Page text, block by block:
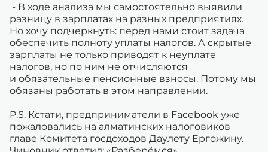
- В ходе анализа мы самостоятельно выявили
разницу в зарплатах на разных предприятиях.
Но хочу подчеркнуть: перед нами стоит задача
обеспечить полноту уплаты налогов. А скрытые
зарплаты не только приводят к неуплате
налогов, но по ним не отчисляются
и обязательные пенсионные взносы. Потому мы
обязаны работать в этом направлении.
P.S. Кстати, предприниматели в Facebook уже
пожаловались на алматинских налоговиков
главе Комитета госдоходов Даулету Ергожину.